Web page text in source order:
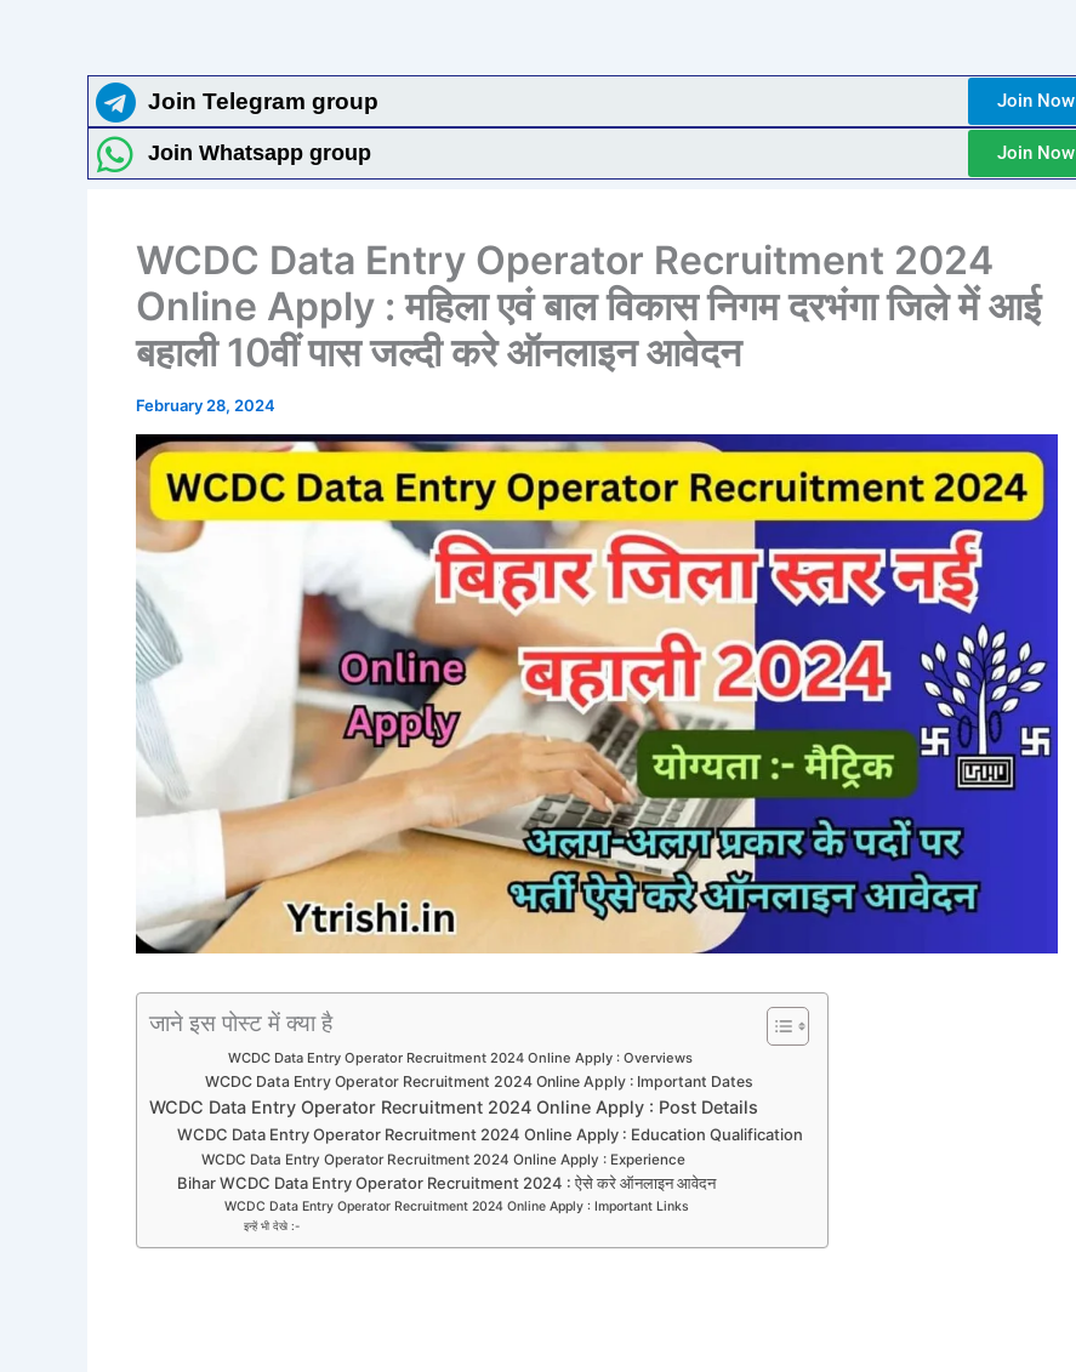
Join Telegram group Join Now
Join Whatsapp group Join Now
WCDC Data Entry Operator Recruitment 2024
Online Apply : महिला एवं बाल विकास निगम दरभंगा जिले में आई
बहाली 10वीं पास जल्दी करे ऑनलाइन आवेदन
February 28, 2024
जाने इस पोस्ट में क्या है
WCDC Data Entry Operator Recruitment 2024 Online Apply : Overviews
WCDC Data Entry Operator Recruitment 2024 Online Apply : Important Dates
WCDC Data Entry Operator Recruitment 2024 Online Apply : Post Details
WCDC Data Entry Operator Recruitment 2024 Online Apply : Education Qualification
WCDC Data Entry Operator Recruitment 2024 Online Apply : Experience
Bihar WCDC Data Entry Operator Recruitment 2024 : ऐसे करे ऑनलाइन आवेदन
WCDC Data Entry Operator Recruitment 2024 Online Apply : Important Links
इन्हें भी देखे :-